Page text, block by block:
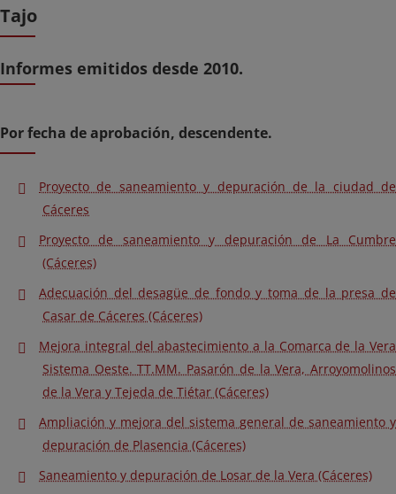
Tajo
Informes emitidos desde 2010.
Por fecha de aprobación, descendente.
Proyecto de saneamiento y depuración de la ciudad de
Cáceres
Proyecto de saneamiento y depuración de La Cumbre
(Cáceres)
Adecuación del desagüe de fondo y toma de la presa de
Casar de Cáceres (Cáceres)
Mejora integral del abastecimiento a la Comarca de la Vera
Sistema Oeste. TT.MM. Pasarón de la Vera, Arroyomolinos
de la Vera y Tejeda de Tiétar (Cáceres)
Ampliación y mejora del sistema general de saneamiento y
depuración de Plasencia (Cáceres)
Saneamiento y depuración de Losar de la Vera (Cáceres)